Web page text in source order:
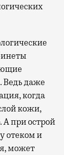
Ведь даже
когда
кожи,
при острой
отеком и
может